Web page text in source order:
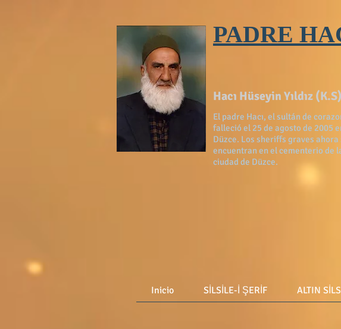
PADRE
Hacı Hüseyin Yıldız (K.S)
El padre Hacı, el sultán de
falleció el 25 de agosto de 2005
Düzce. Los sheriffs graves ahora
encuentran en el cementerio de
ciudad de Düzce.
Inicio SİLSİLE-İ ŞERİF ALTIN